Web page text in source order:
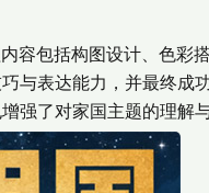
包括构图设计、色彩搭
与表达能力，并最终成
强了对家国主题的理解与